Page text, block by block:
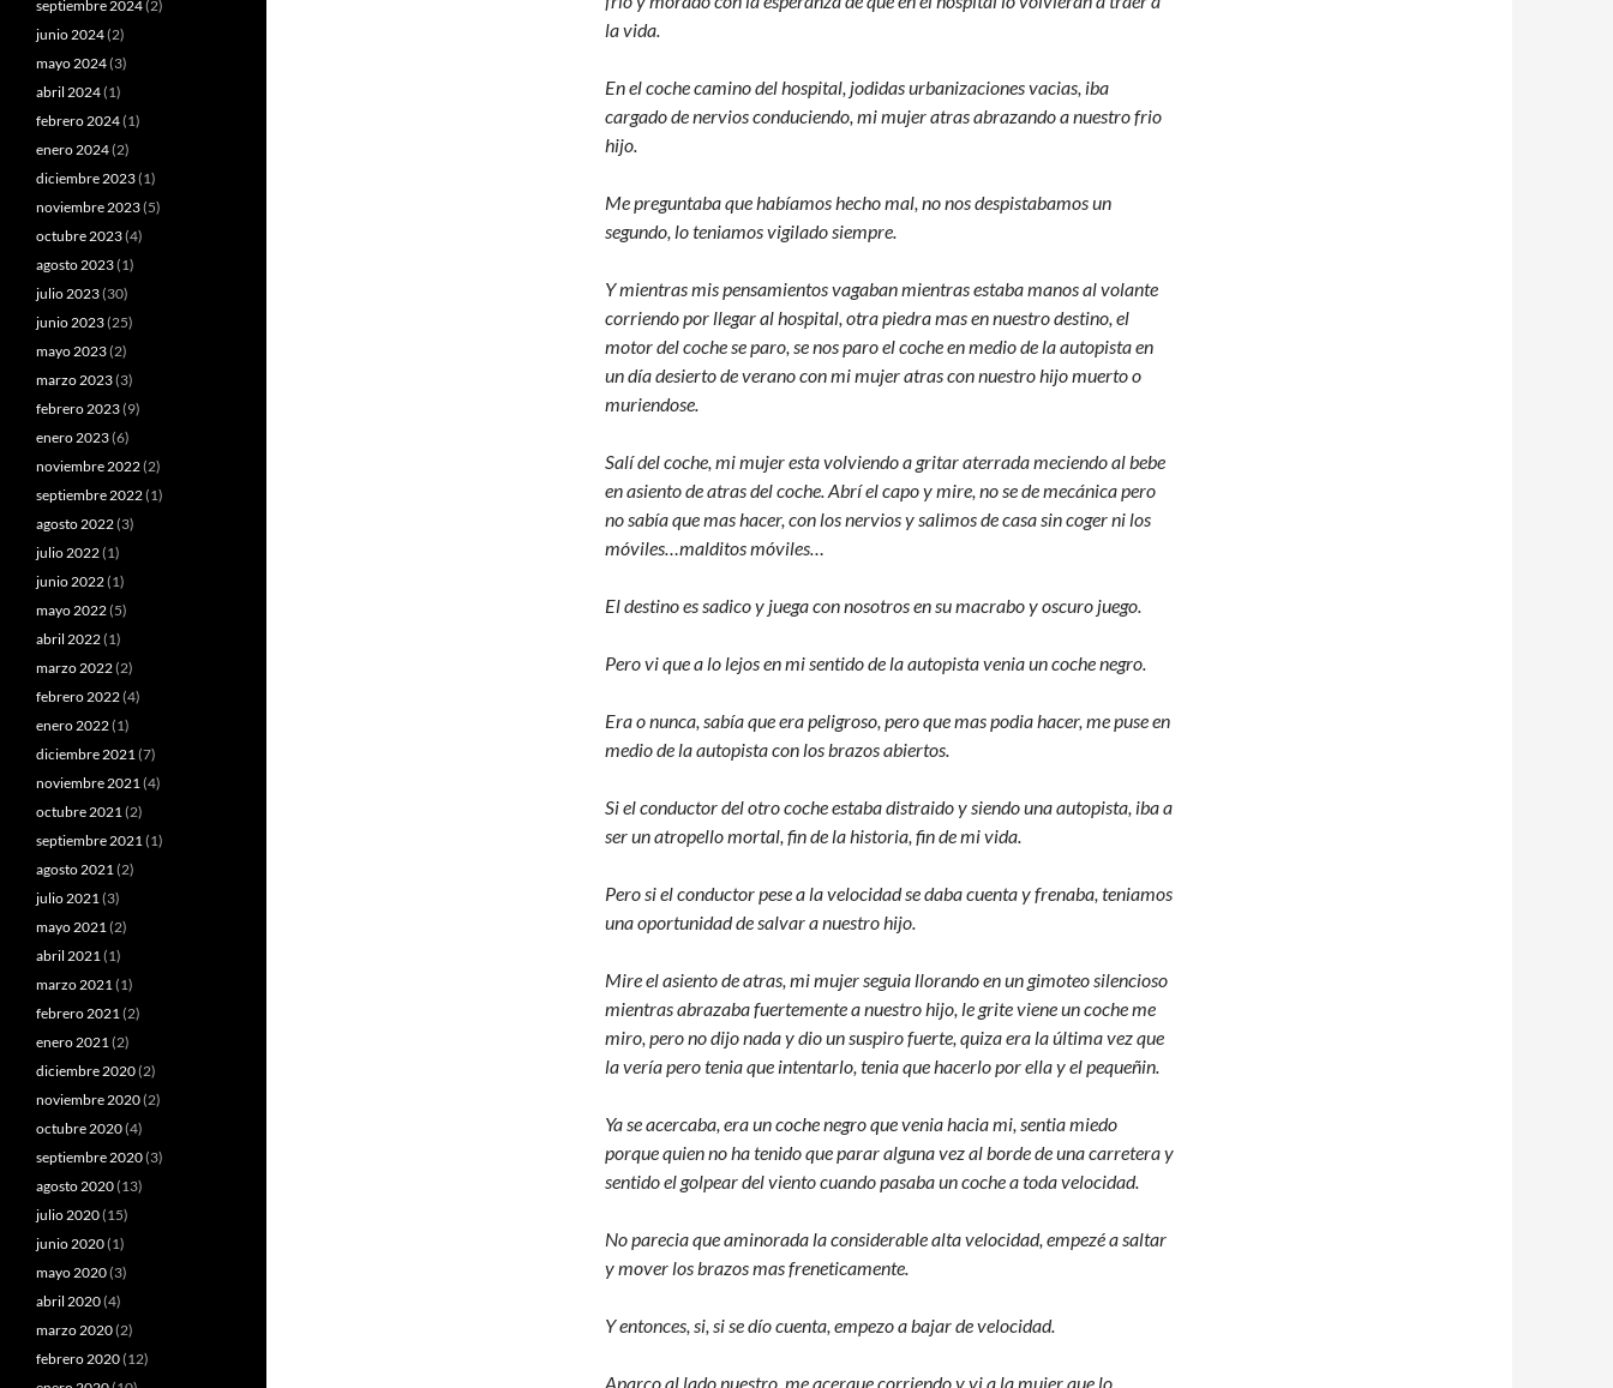
la vida.
En el coche camino del hospital, jodidas urbanizaciones vacias, iba
cargado de nervios conduciendo, mi mujer atras abrazando a nuestro frio
hijo.
Me preguntaba que habíamos hecho mal, no nos despistabamos un
segundo, lo teniamos vigilado siempre.
Y mientras mis pensamientos vagaban mientras estaba manos al volante
corriendo por llegar al hospital, otra piedra mas en nuestro destino, el
motor del coche se paro, se nos paro el coche en medio de la autopista en
un día desierto de verano con mi mujer atras con nuestro hijo muerto o
muriendose.
Salí del coche, mi mujer esta volviendo a gritar aterrada meciendo al bebe
en asiento de atras del coche. Abrí el capo y mire, no se de mecánica pero
no sabía que mas hacer, con los nervios y salimos de casa sin coger ni los
móviles…malditos móviles…
El destino es sadico y juega con nosotros en su macrabo y oscuro juego.
Pero vi que a lo lejos en mi sentido de la autopista venia un coche negro.
Era o nunca, sabía que era peligroso, pero que mas podia hacer, me puse en
medio de la autopista con los brazos abiertos.
Si el conductor del otro coche estaba distraido y siendo una autopista, iba a
ser un atropello mortal, fin de la historia, fin de mi vida.
Pero si el conductor pese a la velocidad se daba cuenta y frenaba, teniamos
una oportunidad de salvar a nuestro hijo.
Mire el asiento de atras, mi mujer seguia llorando en un gimoteo silencioso
mientras abrazaba fuertemente a nuestro hijo, le grite viene un coche me
miro, pero no dijo nada y dio un suspiro fuerte, quiza era la última vez que
la vería pero tenia que intentarlo, tenia que hacerlo por ella y el pequeñin.
Ya se acercaba, era un coche negro que venia hacia mi, sentia miedo
porque quien no ha tenido que parar alguna vez al borde de una carretera y
sentido el golpear del viento cuando pasaba un coche a toda velocidad.
No parecia que aminorada la considerable alta velocidad, empezé a saltar
y mover los brazos mas freneticamente.
Y entonces, si, si se dío cuenta, empezo a bajar de velocidad.
Aparco al lado nuestro, me acerque corriendo y vi a la mujer que lo
septiembre 2024(2)
junio 2024(2)
mayo 2024(3)
abril 2024(1)
febrero 2024(1)
enero 2024(2)
diciembre 2023(1)
noviembre 2023(5)
octubre 2023(4)
agosto 2023(1)
julio 2023(30)
junio 2023(25)
mayo 2023(2)
marzo 2023(3)
febrero 2023(9)
enero 2023(6)
noviembre 2022(2)
septiembre 2022(1)
agosto 2022(3)
julio 2022(1)
junio 2022(1)
mayo 2022(5)
abril 2022(1)
marzo 2022(2)
febrero 2022(4)
enero 2022(1)
diciembre 2021(7)
noviembre 2021(4)
octubre 2021(2)
septiembre 2021(1)
agosto 2021(2)
julio 2021(3)
mayo 2021(2)
abril 2021(1)
marzo 2021(1)
febrero 2021(2)
enero 2021(2)
diciembre 2020(2)
noviembre 2020(2)
octubre 2020(4)
septiembre 2020(3)
agosto 2020(13)
julio 2020(15)
junio 2020(1)
mayo 2020(3)
abril 2020(4)
marzo 2020(2)
febrero 2020(12)